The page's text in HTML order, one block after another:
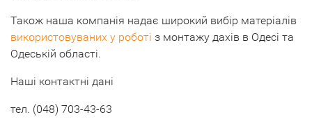
Також наша компанія надає широкий вибір матеріалів
використовуваних у роботі з монтажу дахів в Одесі та
Одеській області.
Наші контактні дані
тел. (048) 703-43-63